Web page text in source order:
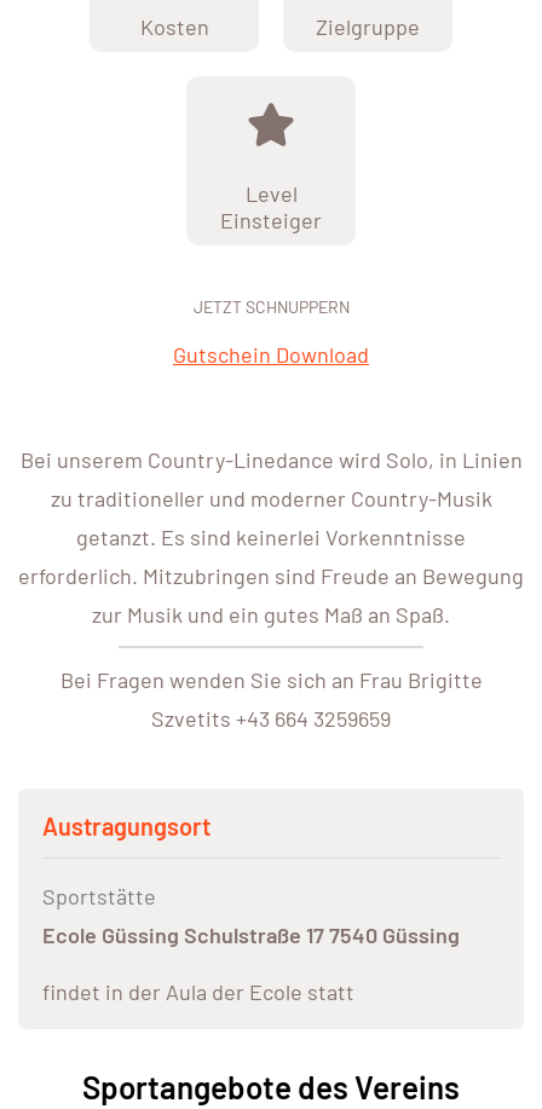
Kosten Zielgruppe
Level
Einsteiger
JETZT SCHNUPPERN
Gutschein Download
Bei unserem Country-Linedance wird Solo, in Linien
zu traditioneller und moderner Country-Musik
getanzt. Es sind keinerlei Vorkenntnisse
erforderlich. Mitzubringen sind Freude an Bewegung
zur Musik und ein gutes Maß an Spaß.
Bei Fragen wenden Sie sich an Frau Brigitte
Szvetits +43 664 3259659
Austragungsort
Sportstätte
Ecole Güssing Schulstraße 17 7540 Güssing
findet in der Aula der Ecole statt
Sportangebote des Vereins